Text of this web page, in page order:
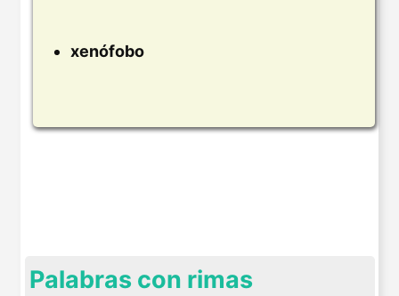
xenófobo
Palabras con rimas